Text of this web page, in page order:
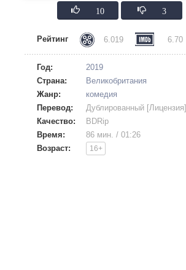
10 3
Рейтинг 6.019 6.70
Год:
2019
Страна:
Великобритания
Жанр:
комедия
Перевод:
Дублированный [Лицензия]
Качество:
BDRip
Время:
86 мин. / 01:26
Возраст:
16+